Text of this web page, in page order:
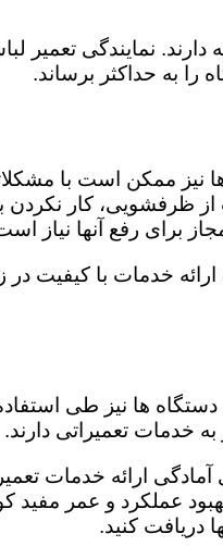
نمایندگی تعمیر
به حداکثر برساند.
نیز ممکن است با
کار نکردن
برای رفع آنها نیاز
خدمات با کیفیت
ها نیز طی
خدمات تعمیراتی دارند.
ارائه خدمات
عملکرد و عمر مفید
دریافت کنید.